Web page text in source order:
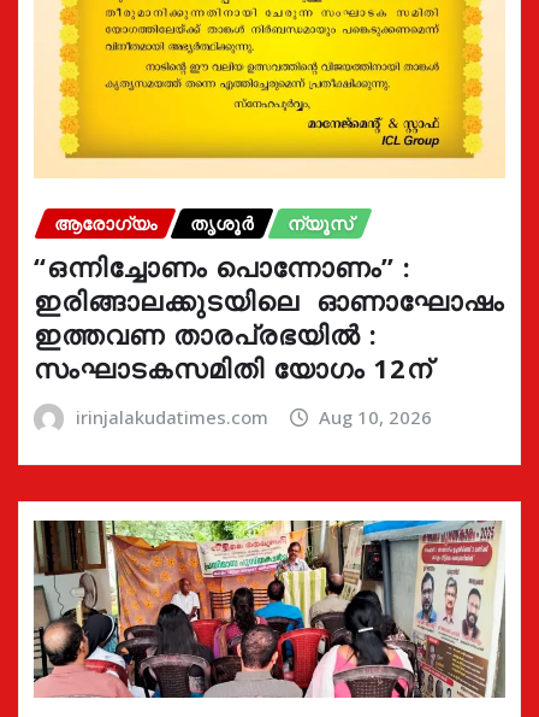
ആരോഗ്യം തൃശൂർ ന്യൂസ്
“ഒന്നിച്ചോണം പൊന്നോണം” :
ഇരിങ്ങാലക്കുടയിലെ ഓണാഘോഷം
ഇത്തവണ താരപ്രഭയിൽ :
സംഘാടകസമിതി യോഗം 12ന്
irinjalakudatimes.com Aug 10, 2026